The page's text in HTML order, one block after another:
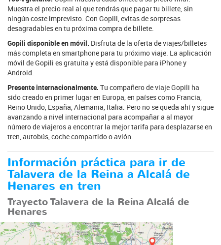
Muestra el precio real al que tendrás que pagar tu billete, sin
ningún coste imprevisto. Con Gopili, evitas de sorpresas
desagradables en tu próxima compra de billete.
Gopili disponible en móvil. Disfruta de la oferta de viajes/billetes
más completa en smartphone para tu próximo viaje. La aplicación
móvil de Gopili es gratuita y está disponible para iPhone y
Android.
Presente internacionalmente. Tu compañero de viaje Gopili ha
sido creado en primer lugar en Europa, en países como Francia,
Reino Unido, España, Alemania, Italia. Pero no se queda ahí y sigue
avanzando a nivel internacional para acompañar a al mayor
número de viajeros a encontrar la mejor tarifa para desplazarse en
tren, autobús, coche compartido o avión.
Información práctica para ir de
Talavera de la Reina a Alcalá de
Henares en tren
Trayecto Talavera de la Reina Alcalá de
Henares